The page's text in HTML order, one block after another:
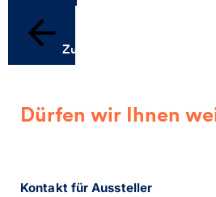
Zurück
Dürfen wir Ihnen
Kontakt für Aussteller